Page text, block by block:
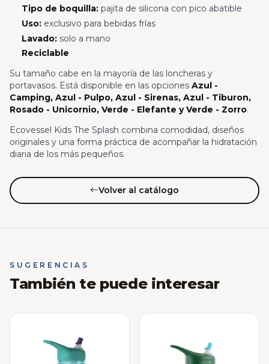
Tipo de boquilla:pajita de silicona con pico abatible
Uso:exclusivo para bebidas frías
Lavado:solo a mano
Reciclable
Su tamaño cabe en la mayoría de las loncheras y
portavasos. Está disponible en las opciones Azul -
Camping, Azul - Pulpo, Azul - Sirenas, Azul - Tiburon,
Rosado - Unicornio, Verde - Elefante y Verde - Zorro.
Ecovessel Kids The Splash combina comodidad, diseños
originales y una forma práctica de acompañar la hidratación
diaria de los más pequeños.
Volver al catálogo
SUGERENCIAS
También te puede interesar